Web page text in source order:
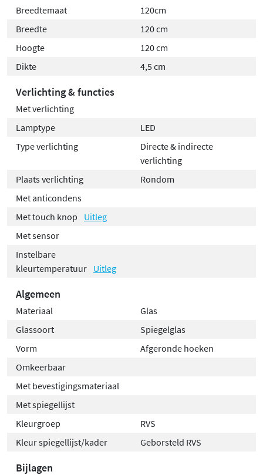
Flexibel te monteren
De spiegel is
, wat betekent dat je zelf kunt
bepalen hoe je hem wilt ophangen. Dit biedt extra
flexibiliteit bij de inrichting van je badkamer. Het
bevestigingsmateriaal wordt meegeleverd, zodat je de
spiegel eenvoudig en stevig aan de wand kunt
monteren.
Breedtemaat
120cm
Breedte
120 cm
Hoogte
120 cm
Dikte
4,5 cm
Verlichting & functies
Met verlichting
Lamptype
LED
Type verlichting
Directe & indirecte
verlichting
Plaats verlichting
Rondom
Met anticondens
Met touch knop
Uitleg
Met sensor
Instelbare
kleurtemperatuur Uitleg
Algemeen
Materiaal
Glas
Glassoort
Spiegelglas
Vorm
Afgeronde hoeken
Omkeerbaar
Met bevestigingsmateriaal
Met spiegellijst
Kleurgroep
RVS
Kleur spiegellijst/kader
Geborsteld RVS
Bijlagen